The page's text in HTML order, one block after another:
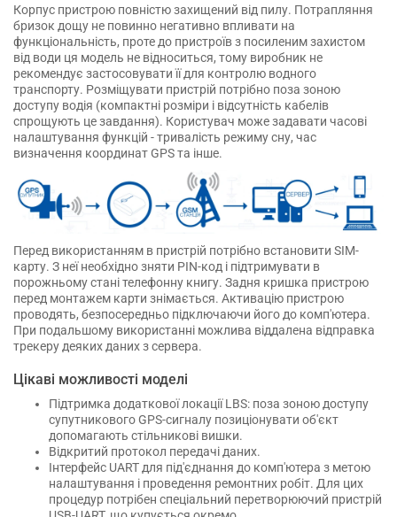
Корпус пристрою повністю захищений від пилу. Потрапляння
бризок дощу не повинно негативно впливати на
функціональність, проте до пристроїв з посиленим захистом
від води ця модель не відноситься, тому виробник не
рекомендує застосовувати її для контролю водного
транспорту. Розміщувати пристрій потрібно поза зоною
доступу водія (компактні розміри і відсутність кабелів
спрощують це завдання). Користувач може задавати часові
налаштування функцій - тривалість режиму сну, час
визначення координат GPS та інше.
Перед використанням в пристрій потрібно встановити SIM-
карту. З неї необхідно зняти PIN-код і підтримувати в
порожньому стані телефонну книгу. Задня кришка пристрою
перед монтажем карти знімається. Активацію пристрою
проводять, безпосередньо підключаючи його до комп'ютера.
При подальшому використанні можлива віддалена відправка
трекеру деяких даних з сервера.
Цікаві можливості моделі
Підтримка додаткової локації LBS: поза зоною доступу
супутникового GPS-сигналу позиціонувати об'єкт
допомагають стільникові вишки.
Відкритий протокол передачі даних.
Інтерфейс UART для під'єднання до комп'ютера з метою
налаштування і проведення ремонтних робіт. Для цих
процедур потрібен спеціальний перетворюючий пристрій